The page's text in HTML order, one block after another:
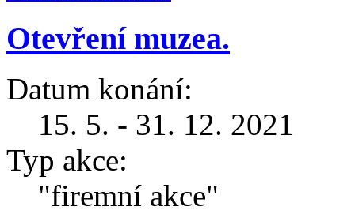
Otevření muzea.
Datum konání:
15. 5. - 31. 12. 2021
Typ akce:
"firemní akce"